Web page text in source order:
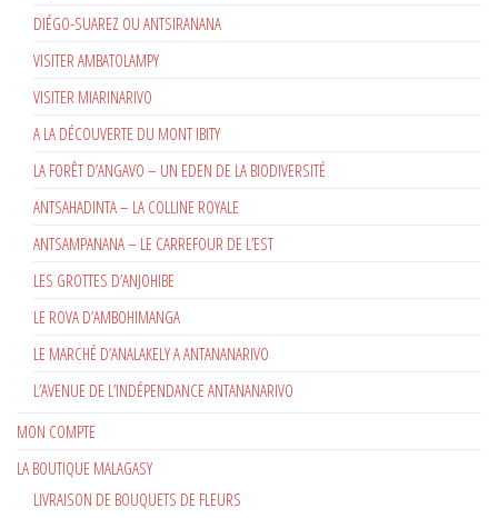
DIÉGO-SUAREZ OU ANTSIRANANA
VISITER AMBATOLAMPY
VISITER MIARINARIVO
A LA DÉCOUVERTE DU MONT IBITY
LA FORÊT D’ANGAVO – UN EDEN DE LA BIODIVERSITÉ
ANTSAHADINTA – LA COLLINE ROYALE
ANTSAMPANANA – LE CARREFOUR DE L’EST
LES GROTTES D’ANJOHIBE
LE ROVA D’AMBOHIMANGA
LE MARCHÉ D’ANALAKELY A ANTANANARIVO
L’AVENUE DE L’INDÉPENDANCE ANTANANARIVO
MON COMPTE
LA BOUTIQUE MALAGASY
LIVRAISON DE BOUQUETS DE FLEURS